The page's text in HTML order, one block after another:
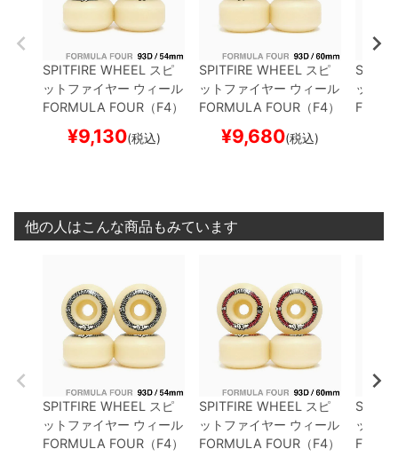
SPITFIRE WHEEL
スピ
ットファイヤー ウィール
FORMULA FOUR（F4）
93D CLASSIC
¥9,130(税込)
SPITFIRE WHEEL
スピ
ットファイヤー ウィール
FORMULA FOUR（F4）
93D CLASSIC
¥9,680(税込)
ットフ
他の人はこんな商品もみています
SPITFIRE WHEEL
スピ
ットファイヤー ウィール
FORMULA FOUR（F4）
SPITFIRE WHEEL
スピ
ットファイヤー ウィール
FORMULA FOUR（F4）
ットフ